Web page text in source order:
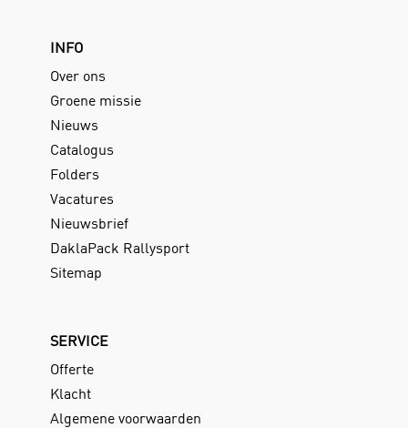
INFO
Over ons
Groene missie
Nieuws
Catalogus
Folders
Vacatures
Nieuwsbrief
DaklaPack Rallysport
Sitemap
SERVICE
Offerte
Klacht
Algemene voorwaarden